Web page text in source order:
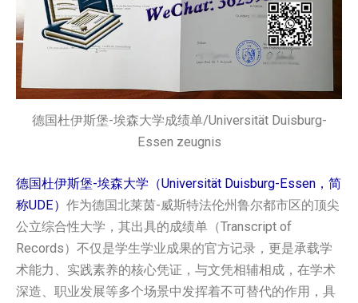
德国杜伊斯堡-埃森大学成绩单/Universität Duisburg-
Essen zeugnis
德国杜伊斯堡-埃森大学（Universität Duisburg-Essen，简
称UDE） 作为德国北莱茵-威斯特法伦州鲁尔都市区的顶尖
公立综合性大学，其出具的成绩单（Transcript of
Records）不仅是学生学业成果的官方记录，更是承载学
术能力、实践素养的核心凭证，与文凭相辅相成，在学术
深造、职业发展等多个场景中发挥着不可替代的作用，具